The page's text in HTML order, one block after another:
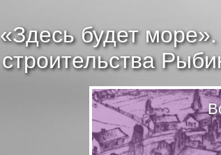
«Здесь будет
строительства